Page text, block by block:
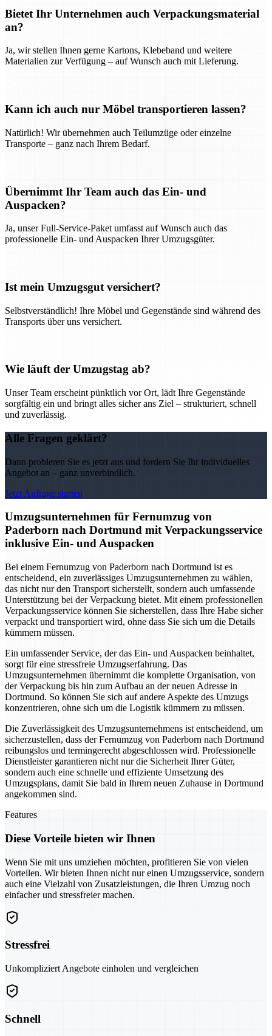
Bietet Ihr Unternehmen auch Verpackungsmaterial
an?
Ja, wir stellen Ihnen gerne Kartons, Klebeband und weitere
Materialien zur Verfügung – auf Wunsch auch mit Lieferung.
Kann ich auch nur Möbel transportieren lassen?
Natürlich! Wir übernehmen auch Teilumzüge oder einzelne
Transporte – ganz nach Ihrem Bedarf.
Übernimmt Ihr Team auch das Ein- und
Auspacken?
Ja, unser Full-Service-Paket umfasst auf Wunsch auch das
professionelle Ein- und Auspacken Ihrer Umzugsgüter.
Ist mein Umzugsgut versichert?
Selbstverständlich! Ihre Möbel und Gegenstände sind während des
Transports über uns versichert.
Wie läuft der Umzugstag ab?
Unser Team erscheint pünktlich vor Ort, lädt Ihre Gegenstände
sorgfältig ein und bringt alles sicher ans Ziel – strukturiert, schnell
und zuverlässig.
Alle Fragen geklärt?
Dann probieren Sie es jetzt aus und fordern Sie Ihr individuelles
Angebot an – ganz unverbindlich.
Jetzt Anfrage starten
Umzugsunternehmen für Fernumzug von
Paderborn nach Dortmund mit Verpackungsservice
inklusive Ein- und Auspacken
Bei einem Fernumzug von Paderborn nach Dortmund ist es
entscheidend, ein zuverlässiges Umzugsunternehmen zu wählen,
das nicht nur den Transport sicherstellt, sondern auch umfassende
Unterstützung bei der Verpackung bietet. Mit einem professionellen
Verpackungsservice können Sie sicherstellen, dass Ihre Habe sicher
verpackt und transportiert wird, ohne dass Sie sich um die Details
kümmern müssen.
Ein umfassender Service, der das Ein- und Auspacken beinhaltet,
sorgt für eine stressfreie Umzugserfahrung. Das
Umzugsunternehmen übernimmt die komplette Organisation, von
der Verpackung bis hin zum Aufbau an der neuen Adresse in
Dortmund. So können Sie sich auf andere Aspekte des Umzugs
konzentrieren, ohne sich um die Logistik kümmern zu müssen.
Die Zuverlässigkeit des Umzugsunternehmens ist entscheidend, um
sicherzustellen, dass der Fernumzug von Paderborn nach Dortmund
reibungslos und termingerecht abgeschlossen wird. Professionelle
Dienstleister garantieren nicht nur die Sicherheit Ihrer Güter,
sondern auch eine schnelle und effiziente Umsetzung des
Umzugsplans, damit Sie bald in Ihrem neuen Zuhause in Dortmund
angekommen sind.
Features
Diese Vorteile bieten wir Ihnen
Wenn Sie mit uns umziehen möchten, profitieren Sie von vielen
Vorteilen. Wir bieten Ihnen nicht nur einen Umzugsservice, sondern
auch eine Vielzahl von Zusatzleistungen, die Ihren Umzug noch
einfacher und stressfreier machen.
Stressfrei
Unkompliziert Angebote einholen und vergleichen
Schnell